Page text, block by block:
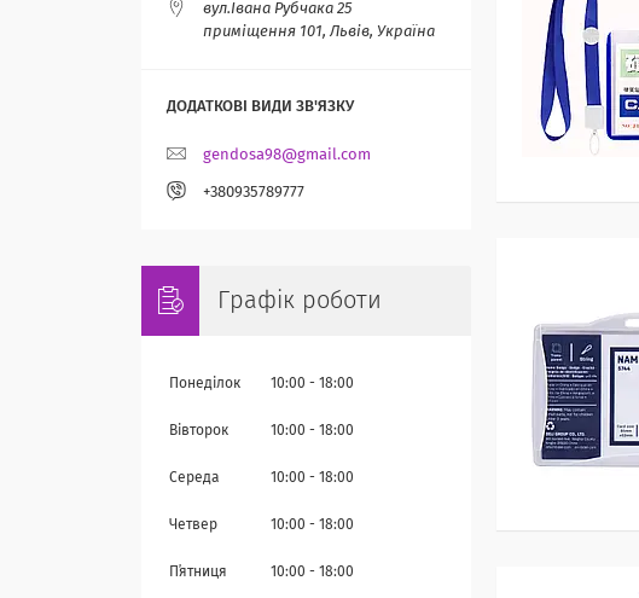
вул.Івана Рубчака 25
приміщення 101, Львів, Україна
gendosa98@gmail.com
+380935789777
Графік роботи
Понеділок 10:00 18:00
Вівторок 10:00 18:00
Середа 10:00 18:00
Четвер 10:00 18:00
Пʼятниця 10:00 18:00